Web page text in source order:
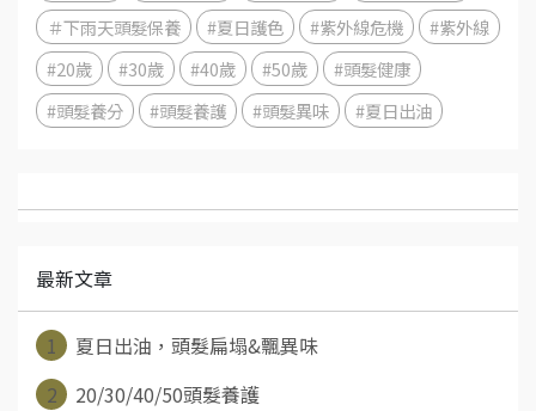
＃下雨天頭髮保養
#夏日護色 #紫外線危機
#紫外線
#20歲
#30歲 #40歲 #50歲
#頭髮健康
#頭髮養分
#頭髮養護 #頭髮異味 #夏日出油
最新文章
1
夏日出油，頭髮扁塌&飄異味
2
20/30/40/50頭髮養護